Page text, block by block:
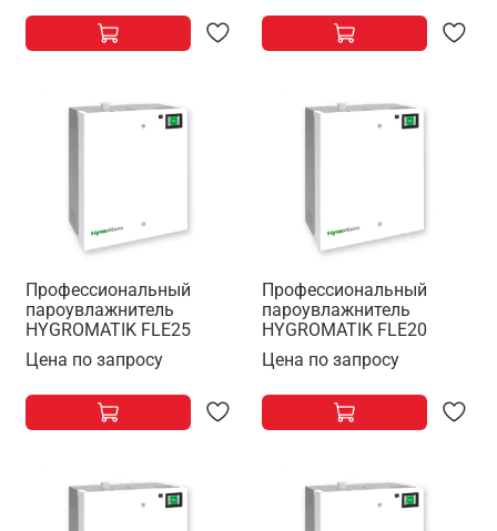
Профессиональный
пароувлажнитель
HYGROMATIK FLE25
Цена по запросу
Профессиональный
пароувлажнитель
HYGROMATIK FLE20
Цена по запросу